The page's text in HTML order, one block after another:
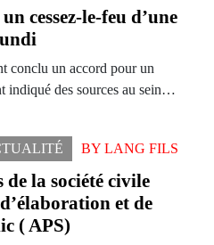
cessez-le-feu d’une
conclu un accord pour un
indiqué des sources au sein…
BY LANG FILS
de la société civile
et de
( APS)